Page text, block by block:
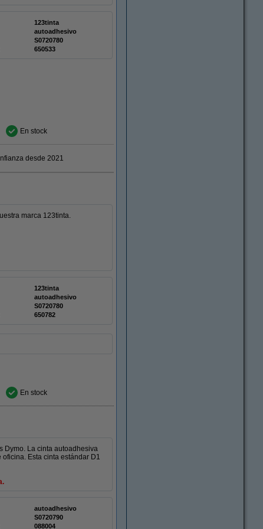
123tinta
autoadhesivo
S0720780
650533
En stock
desde 2021
marca 123tinta.
123tinta
autoadhesivo
S0720780
650782
En stock
Dymo. La cinta autoadhesiva
Esta cinta estándar D1
autoadhesivo
S0720790
088004